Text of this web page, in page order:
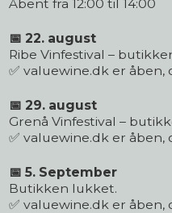
Åbent fra 12:00 til 14:00
📅 22. august
Ribe Vinfestival –
✅ valuewine.dk er åben,
📅 29. august
Grenå Vinfestival –
✅ valuewine.dk er åben,
📅 5. September
Butikken lukket.
✅ valuewine.dk er åben,